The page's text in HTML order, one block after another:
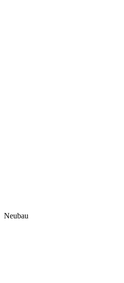
Neubau